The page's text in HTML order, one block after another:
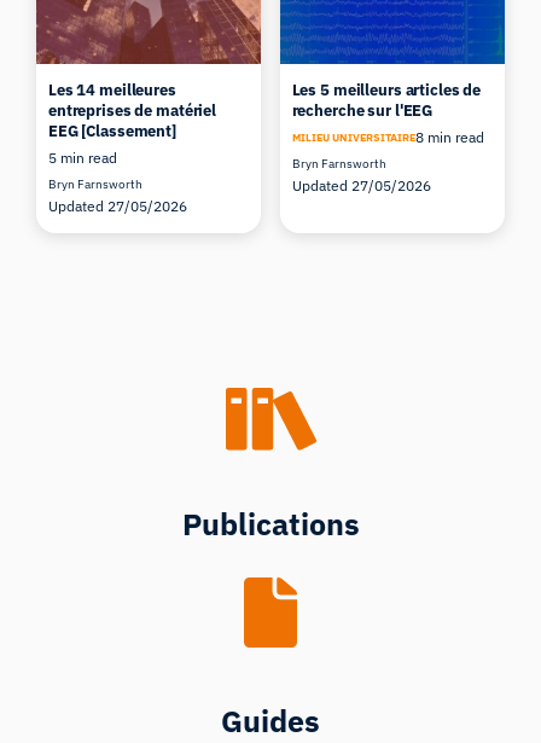
Les 14 meilleures
entreprises de matériel
EEG [Classement]
5 min read
Bryn Farnsworth
Updated 27/05/2026
Les 5 meilleurs articles de
recherche sur l'EEG
MILIEU UNIVERSITAIRE8 min read
Bryn Farnsworth
Updated 27/05/2026
Publications
Guides